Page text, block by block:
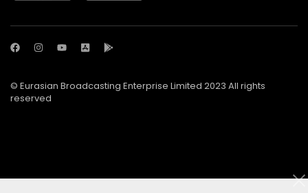
© Eurasian Broadcasting Enterprise Limited 2023 All rights
reserved